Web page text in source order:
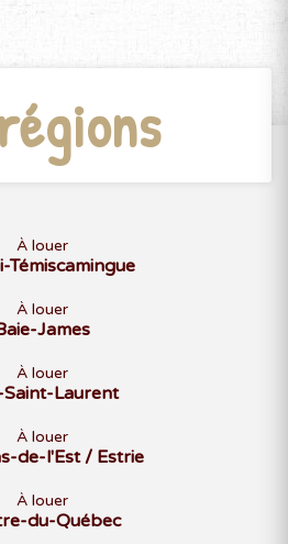
À louer
Témiscamingue
À louer
James
À louer
Saint-Laurent
À louer
de-l'Est / Estrie
À louer
du-Québec